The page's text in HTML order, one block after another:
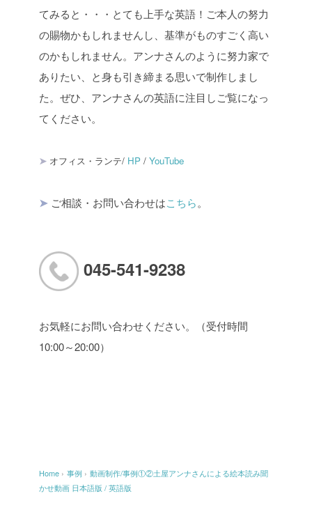
てみると・・・とても上手な英語！ご本人の努力
の賜物かもしれませんし、基準がものすごく高い
のかもしれません。アンナさんのように努力家で
ありたい、と身も引き締まる思いで制作しまし
た。ぜひ、アンナさんの英語に注目しご覧になっ
てください。
➤ オフィス・ランテ/ HP / YouTube
➤ ご相談・お問い合わせはこちら。
045-541-9238
お気軽にお問い合わせください。（受付時間
10:00～20:00）
Home › 事例 › 動画制作/事例①②土屋アンナさんによる絵本読み聞
かせ動画 日本語版 / 英語版